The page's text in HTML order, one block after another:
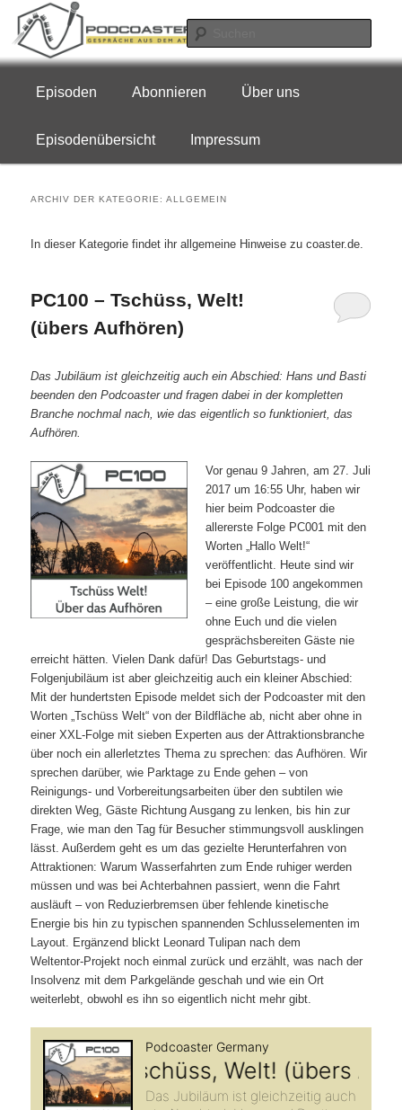
Zum
Inhalt
wechseln
Zum
sekundären
Inhalt
wechselnPodcoaster Germany
Gespräche aus dem Attraktionsgeschäft
Episoden Abonnieren Über uns
Episodenübersicht Impressum
ARCHIV DER KATEGORIE:ALLGEMEIN
In dieser Kategorie findet ihr allgemeine Hinweise zu coaster.de.
PC100 – Tschüss, Welt!
(übers Aufhören)
Das Jubiläum ist gleichzeitig auch ein Abschied: Hans und Basti
beenden den Podcoaster und fragen dabei in der kompletten
Branche nochmal nach, wie das eigentlich so funktioniert, das
Aufhören.
Vor genau 9 Jahren, am 27. Juli
2017 um 16:55 Uhr, haben wir
hier beim Podcoaster die
allererste Folge PC001 mit den
Worten „Hallo Welt!“
veröffentlicht. Heute sind wir
bei Episode 100 angekommen
– eine große Leistung, die wir
ohne Euch und die vielen
gesprächsbereiten Gäste nie
erreicht hätten. Vielen Dank dafür! Das Geburtstags- und
Folgenjubiläum ist aber gleichzeitig auch ein kleiner Abschied:
Mit der hundertsten Episode meldet sich der Podcoaster mit den
Worten „Tschüss Welt“ von der Bildfläche ab, nicht aber ohne in
einer XXL‑Folge mit sieben Experten aus der Attraktionsbranche
über noch ein allerletztes Thema zu sprechen: das Aufhören. Wir
sprechen darüber, wie Parktage zu Ende gehen – von
Reinigungs- und Vorbereitungsarbeiten über den subtilen wie
direkten Weg, Gäste Richtung Ausgang zu lenken, bis hin zur
Frage, wie man den Tag für Besucher stimmungsvoll ausklingen
lässt. Außerdem geht es um das gezielte Herunterfahren von
Attraktionen: Warum Wasserfahrten zum Ende ruhiger werden
müssen und was bei Achterbahnen passiert, wenn die Fahrt
ausläuft – von Reduzierbremsen über fehlende kinetische
Energie bis hin zu typischen spannenden Schlusselementen im
Layout. Ergänzend blickt Leonard Tulipan nach dem
Weltentor‑Projekt noch einmal zurück und erzählt, was nach der
Insolvenz mit dem Parkgelände geschah und wie ein Ort
weiterlebt, obwohl es ihn so eigentlich nicht mehr gibt.